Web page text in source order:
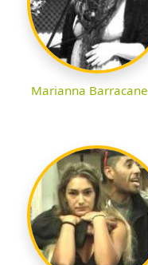
Marianna Barracane